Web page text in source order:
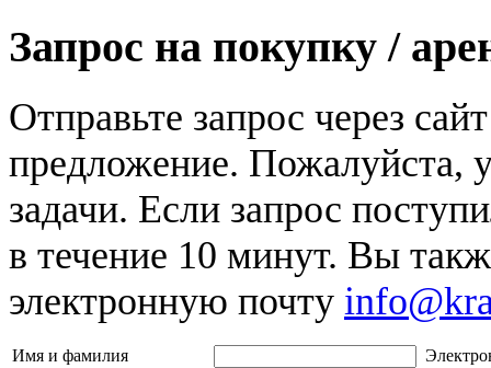
Запрос на покупку /
Отправьте запрос через
предложение. Пожалуйста,
задачи. Если запрос
в течение 10 минут. Вы
электронную почту
Имя и фамилия